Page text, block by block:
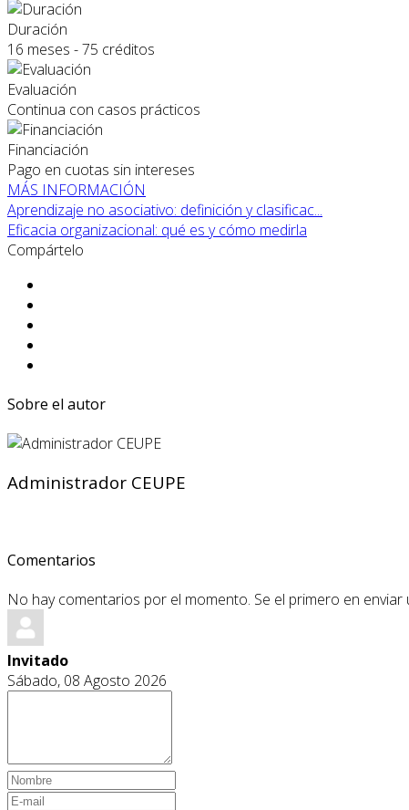
Duración
16 meses - 75 créditos
Evaluación
Continua con casos prácticos
Financiación
Pago en cuotas sin intereses
MÁS INFORMACIÓN
Aprendizaje no asociativo: definición y clasificac...
Eficacia organizacional: qué es y cómo medirla
Compártelo
Sobre el autor
Administrador CEUPE
Comentarios
No hay comentarios por el momento. Se el primero en enviar
Invitado
Sábado, 08 Agosto 2026